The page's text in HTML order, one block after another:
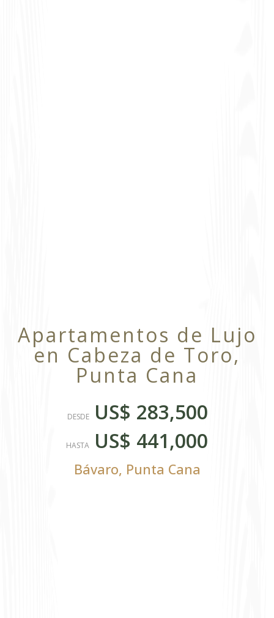
Apartamentos de Lujo
en Cabeza de Toro,
Punta Cana
DESDE US$ 283,500
HASTA US$ 441,000
Bávaro, Punta Cana